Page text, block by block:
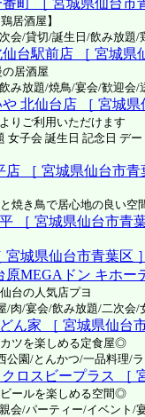
居酒屋】
会/貸切/誕生日/飲み放題/
台駅前店 ［ 宮城県
居酒屋
み放題/焼鳥/宴会/歓迎会/
北仙台店 ［ 宮城県
りご利用いただけます
子会 誕生日 記念日 デー
［ 宮城県仙台市青
焼き鳥で居心地の良い空
［ 宮城県仙台市青葉
城県仙台市青葉区 ］
原MEGAドン キホー
台の人気店プヨ
肉/宴会/飲み放題/二次会/
ん家 ［ 宮城県仙台
ツを楽しめる定食屋◎
園/とんかつ/一品料理/
クロスビープラス ［
ールを楽しめる空間◎
会/パーティー/イベント/